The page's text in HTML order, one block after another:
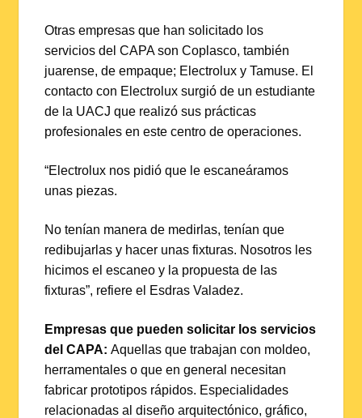
Otras empresas que han solicitado los
servicios del CAPA son Coplasco, también
juarense, de empaque; Electrolux y Tamuse. El
contacto con Electrolux surgió de un estudiante
de la UACJ que realizó sus prácticas
profesionales en este centro de operaciones.
“Electrolux nos pidió que le escaneáramos
unas piezas.
No tenían manera de medirlas, tenían que
redibujarlas y hacer unas fixturas. Nosotros les
hicimos el escaneo y la propuesta de las
fixturas”, refiere el Esdras Valadez.
Empresas que pueden solicitar los servicios
del CAPA:Aquellas que trabajan con moldeo,
herramentales o que en general necesitan
fabricar prototipos rápidos. Especialidades
relacionadas al diseño arquitectónico, gráfico,